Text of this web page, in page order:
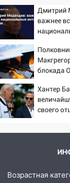
08:30
домов и
07:50
августа
06:45
Ульяновске
утра 10
05:18
на 8
В
ракетную
Дмитрий
важнее
блокада
России
головы?
Хантер
своего
Возрастная